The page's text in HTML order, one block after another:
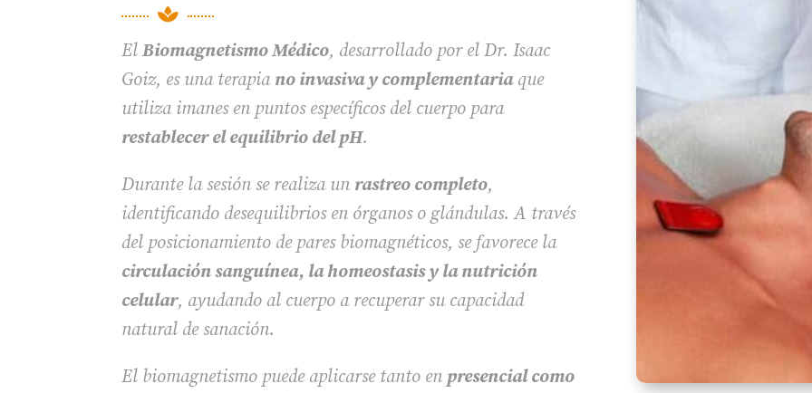

ElBiomagnetismo Médico, desarrollado por el Dr. Isaac
Goiz, es una terapia no invasiva y complementariaque
utiliza imanes en puntos específicos del cuerpo para
restablecer el equilibrio del pH.
Durante la sesión se realiza un rastreo completo,
identificando desequilibrios en órganos o glándulas. A través
del posicionamiento de pares biomagnéticos, se favorece la
circulación sanguínea, la homeostasis y la nutrición
celular, ayudando al cuerpo a recuperar su capacidad
natural de sanación.
El biomagnetismo puede aplicarse tanto en presencial como